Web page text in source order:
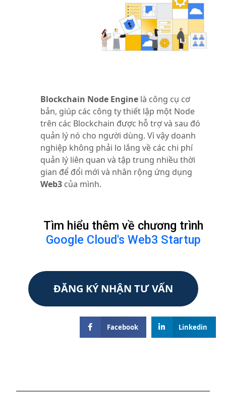
Blockchain Node Engine là công cụ cơ
bản, giúp các công ty thiết lập một Node
trên các Blockchain được hỗ trợ và sau đó
quản lý nó cho người dùng. Vì vậy doanh
nghiệp không phải lo lắng về các chi phí
quản lý liên quan và tập trung nhiều thời
gian để đổi mới và nhân rộng ứng dụng
Web3 của mình.
Tìm hiểu thêm về chương trình
Google Cloud's Web3 Startup
ĐĂNG KÝ NHẬN TƯ VẤN
Facebook Linkedin